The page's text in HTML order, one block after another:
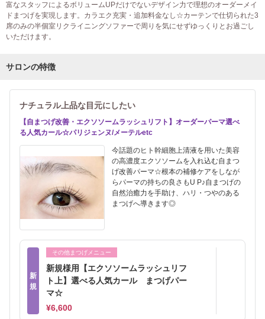
富なスタッフによるボリュームUPだけでないデザイン力で理想のオーダーメイ
ドまつげを実現します。カラエク充実・追加料金なし☆カーテンで仕切られた3
席のみの半個室リクライニングソファーで周りを気にせずゆっくりとお過ごし
いただけます。
サロンの特徴
ナチュラル上品な目元にしたい
【自まつげ改善・エクソソームラッシュリフト】オーダーパーマ選べ
る人気カール☆パリジェンヌ/メーテルetc
今話題のヒト幹細胞上清液を用いた美容
の高濃度エクソソームを入れ込む自まつ
げ改善パーマ☆根本の補修ケアをしなが
らパーマの持ちの良さもU P♪自まつげの
自然治癒力を手助け、ハリ・つやのある
まつげへ導きます◎
新
規
その他まつげメニュー
新規様用【エクソソームラッシュリフ
ト上】選べる人気カール まつげパー
マ☆
¥6,600